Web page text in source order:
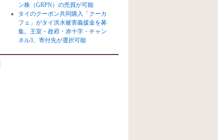
ン株（GRPN）の売買が可能
タイのクーポン共同購入「クーカ
フェ」がタイ洪水被害義援金を募
集。王室・政府・赤十字・チャン
ネル3、寄付先が選択可能